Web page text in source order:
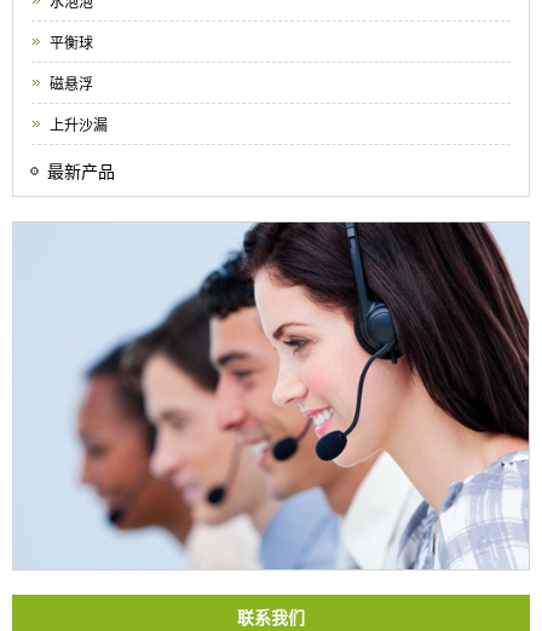
平衡球
磁悬浮
上升沙漏
最新产品
联系我们